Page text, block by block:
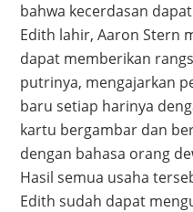
bahwa kecerdasan
Edith lahir, Aaron Stern
dapat memberikan
putrinya, mengajarkan
baru setiap harinya
kartu bergambar dan
dengan bahasa orang
Hasil semua usaha
Edith sudah dapat